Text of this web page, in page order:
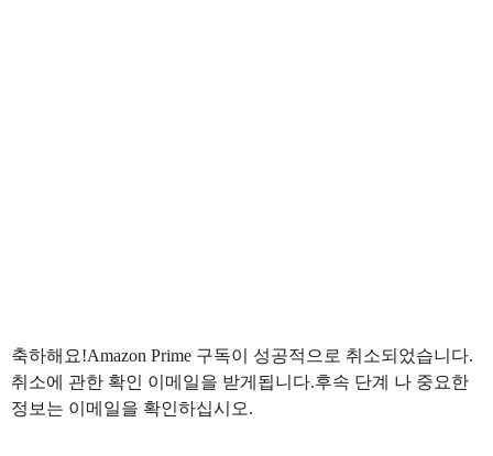
축하해요!Amazon Prime 구독이 성공적으로 취소되었습니다.
취소에 관한 확인 이메일을 받게됩니다.후속 단계 나 중요한
정보는 이메일을 확인하십시오.